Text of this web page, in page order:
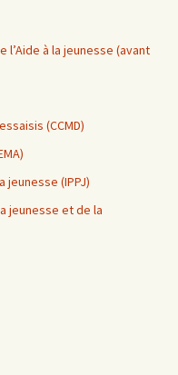
à la jeunesse (avant
(CCMD)
(IPPJ)
jeunesse et de la